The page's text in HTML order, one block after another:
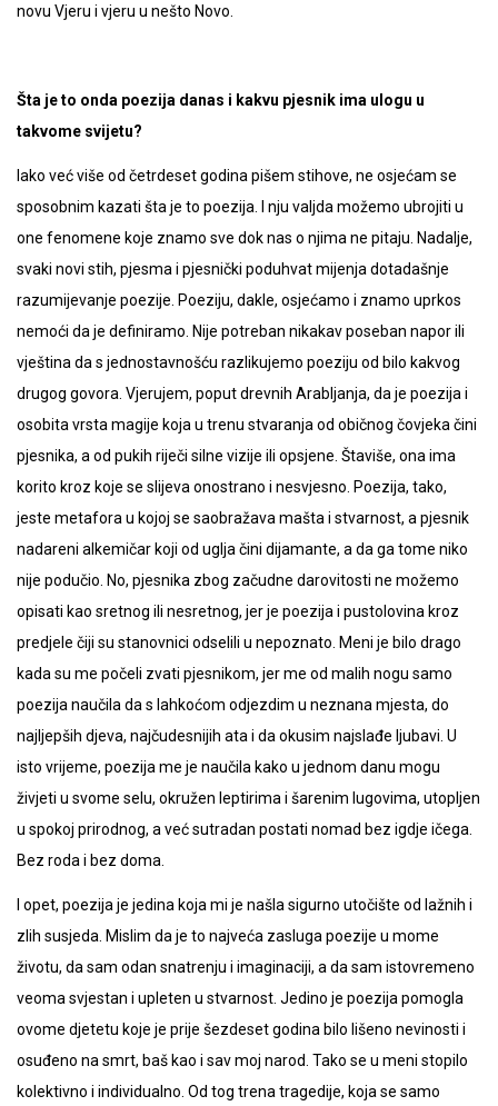
novu Vjeru i vjeru u nešto Novo.
Šta je to onda poezija danas i kakvu pjesnik ima ulogu u
takvome svijetu?
Iako već više od četrdeset godina pišem stihove, ne osjećam se
sposobnim kazati šta je to poezija. I nju valjda možemo ubrojiti u
one fenomene koje znamo sve dok nas o njima ne pitaju. Nadalje,
svaki novi stih, pjesma i pjesnički poduhvat mijenja dotadašnje
razumijevanje poezije. Poeziju, dakle, osjećamo i znamo uprkos
nemoći da je definiramo. Nije potreban nikakav poseban napor ili
vještina da s jednostavnošću razlikujemo poeziju od bilo kakvog
drugog govora. Vjerujem, poput drevnih Arabljanja, da je poezija i
osobita vrsta magije koja u trenu stvaranja od običnog čovjeka čini
pjesnika, a od pukih riječi silne vizije ili opsjene. Štaviše, ona ima
korito kroz koje se slijeva onostrano i nesvjesno. Poezija, tako,
jeste metafora u kojoj se saobražava mašta i stvarnost, a pjesnik
nadareni alkemičar koji od uglja čini dijamante, a da ga tome niko
nije podučio. No, pjesnika zbog začudne darovitosti ne možemo
opisati kao sretnog ili nesretnog, jer je poezija i pustolovina kroz
predjele čiji su stanovnici odselili u nepoznato. Meni je bilo drago
kada su me počeli zvati pjesnikom, jer me od malih nogu samo
poezija naučila da s lahkoćom odjezdim u neznana mjesta, do
najljepših djeva, najčudesnijih ata i da okusim najslađe ljubavi. U
isto vrijeme, poezija me je naučila kako u jednom danu mogu
živjeti u svome selu, okružen leptirima i šarenim lugovima, utopljen
u spokoj prirodnog, a već sutradan postati nomad bez igdje ičega.
Bez roda i bez doma.
I opet, poezija je jedina koja mi je našla sigurno utočište od lažnih i
zlih susjeda. Mislim da je to najveća zasluga poezije u mome
životu, da sam odan snatrenju i imaginaciji, a da sam istovremeno
veoma svjestan i upleten u stvarnost. Jedino je poezija pomogla
ovome djetetu koje je prije šezdeset godina bilo lišeno nevinosti i
osuđeno na smrt, baš kao i sav moj narod. Tako se u meni stopilo
kolektivno i individualno. Od tog trena tragedije, koja se samo